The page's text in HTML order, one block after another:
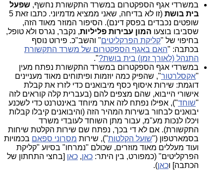
במשרדי אגף הספקטרום במשרד התקשורת נחשף, שפעל
בית בושת
(זו לא בדיחה, שאני ממציא מדמיוני. כתבו זאת 5
שופטים נכבדים בפסק דינם). הסיפור המוזר מאוד הזה,
שסביבו בוצעו המון עבירות פליליות, נקבר, נגרס ולא טופל,
בחיפוי של "קליקת הפרקליטים" והשב"כ. פירוט נוסף
בכתבה: "האם באגף הספקטרום של משרד התקשורת
התנהל (לאורך זמן) בית בושת?".
במשרדי אגף הספקטרום במשרד התקשורת נפתח מעין
"אקסלרטור", שהפיק כמה יוזמות ופיתוחים מאוד מעניינים
דוגמת: שירות איסוף כסף מיבואנים כדי לזרז את קבלת
אישורי הייבוא, שהם מצפים להם (בעברית קלה קוראים לזה
"שוחד"), אפילו נפתח לזה אתר מיוחד באינטרנט כדי לשכנע
יבואנים לבחור בשירות המהיר הזה (והיבואנים קיבלו קבלות
ויכלו לנכות מע"מ, עבור מתן השוחד לעובדי משרד
התקשורת). אם לא די בכך, נפתח שם שירות הקלטת שיחות
בסמארטפון ("שועל הקלטות"), שירות מסרוני ספאם בכמויות
ועוד מעללים מאוד מוזרים, שכולם "נמרחו" בסיוע "קליקת
הפרקליטים" (כמפורט, בין היתר: כאן, כאן [בחצי התחתון של
הכתבה] וכאן).